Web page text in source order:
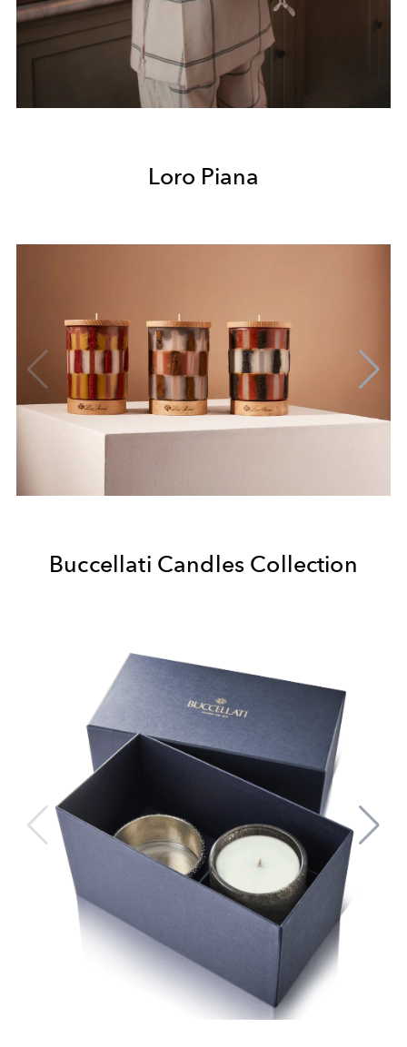
Loro Piana
Buccellati Candles Collection